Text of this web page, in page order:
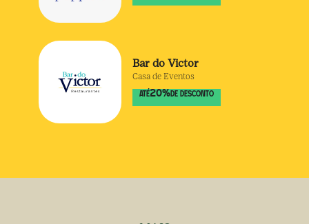
Bar do Victor
Casa de Eventos
ATÉ20% DE DESCONTO